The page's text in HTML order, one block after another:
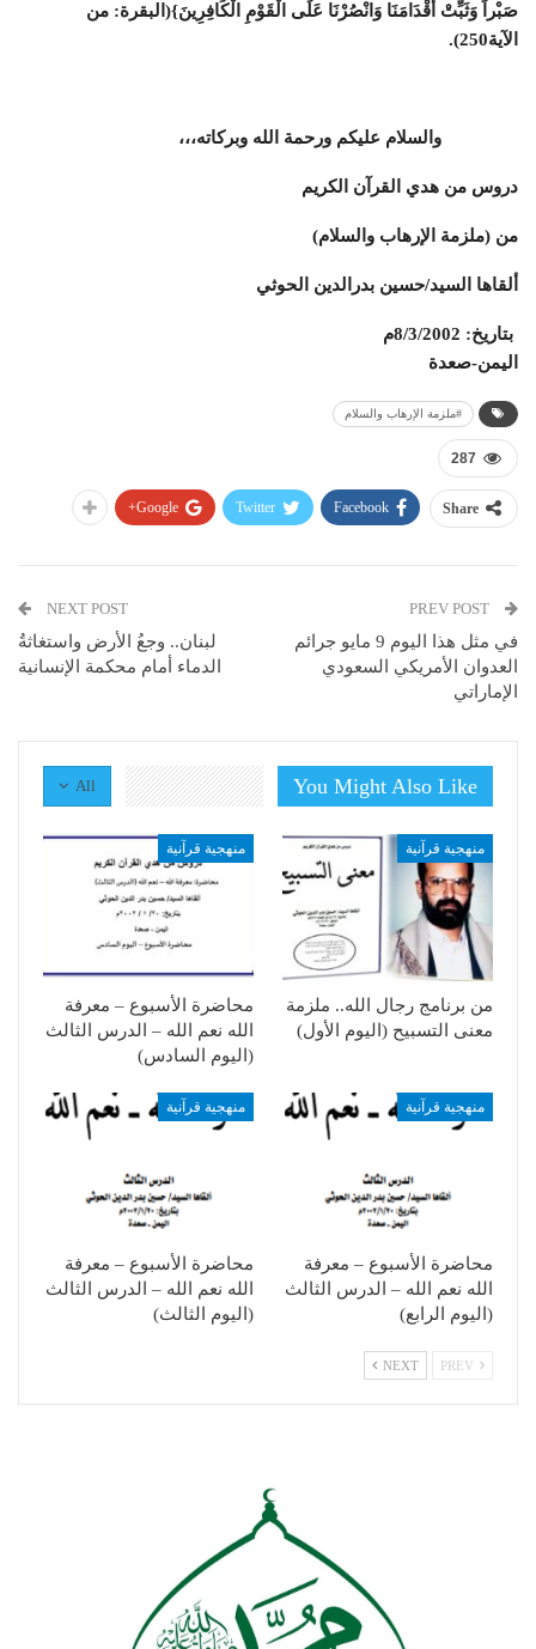
صَبْراً وَثَبِّتْ أَقْدَامَنَا وَانْصُرْنَا عَلَى الْقَوْمِ الْكَافِرِينَ}(البقرة: من
الآية250).
والسلام عليكم ورحمة الله وبركاته،،،
دروس من هدي القرآن الكريم
من (ملزمة الإرهاب والسلام)
‏ألقاها السيد/حسين بدرالدين الحوثي
بتاريخ: 8/3/2002م
اليمن-صعدة
#ملزمة الإرهاب والسلام
287
Share
Facebook
Twitter
Google+
في مثل هذا اليوم 9 مايو جرائم
العدوان الأمريكي السعودي
الإماراتي
NEXT POST
لبنان.. وجعُ الأرض واستغاثةُ
الدماء أمام محكمة الإنسانية
All You Might Also Like
منهجية قرآنية
من برنامج رجال الله.. ملزمة
معنى التسبيح (اليوم الأول)
منهجية قرآنية
محاضرة الأسبوع – معرفة
الله نعم الله – الدرس الثالث
(اليوم السادس)
منهجية قرآنية
محاضرة الأسبوع – معرفة
الله نعم الله – الدرس الثالث
(اليوم الرابع)
منهجية قرآنية
محاضرة الأسبوع – معرفة
الله نعم الله – الدرس الثالث
(اليوم الثالث)
NEXT